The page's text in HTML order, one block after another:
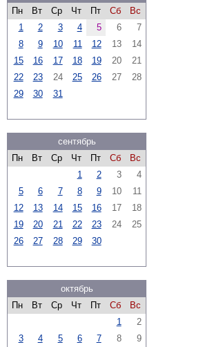
Пн
Вт Ср Чт Пт Сб
Вс
1
2 3 4 5 6
7
8
9 10 11 12 13
14
15
16 17 18 19 20
21
22
23 24 25 26 27
28
29
30 31
сентябрь
Пн
Вт Ср Чт Пт Сб
Вс
1
2 3
4
5
6 7 8 9 10
11
12
13 14 15 16 17
18
19
20 21 22 23 24
25
26
27 28 29 30
октябрь
Пн
Вт Ср Чт Пт Сб
Вс
1
2
3
4 5 6 7 8
9